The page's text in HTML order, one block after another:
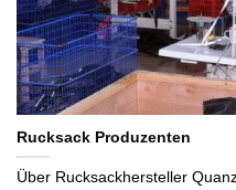
Rucksack Produzenten
Über Rucksackhersteller